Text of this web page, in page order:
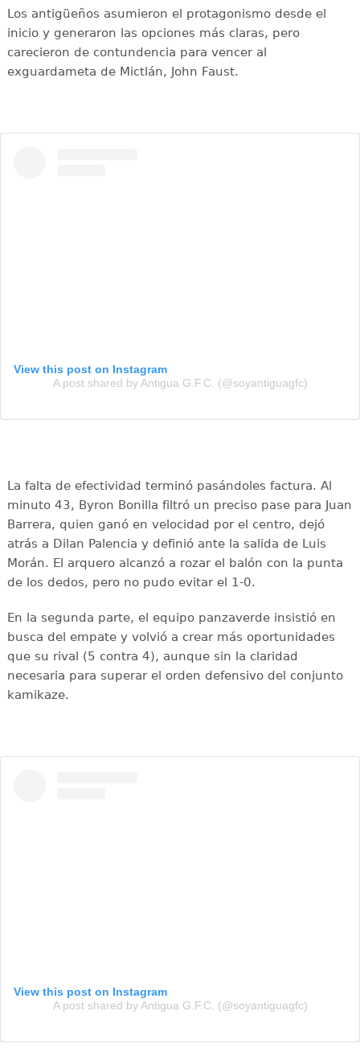
Los antigüeños asumieron el protagonismo desde el
inicio y generaron las opciones más claras, pero
carecieron de contundencia para vencer al
exguardameta de Mictlán, John Faust.
View this post on Instagram
A post shared by Antigua G.F.C. (@soyantiguagfc)
La falta de efectividad terminó pasándoles factura. Al
minuto 43, Byron Bonilla filtró un preciso pase para Juan
Barrera, quien ganó en velocidad por el centro, dejó
atrás a Dilan Palencia y definió ante la salida de Luis
Morán. El arquero alcanzó a rozar el balón con la punta
de los dedos, pero no pudo evitar el 1-0.
En la segunda parte, el equipo panzaverde insistió en
busca del empate y volvió a crear más oportunidades
que su rival (5 contra 4), aunque sin la claridad
necesaria para superar el orden defensivo del conjunto
kamikaze.
View this post on Instagram
A post shared by Antigua G.F.C. (@soyantiguagfc)